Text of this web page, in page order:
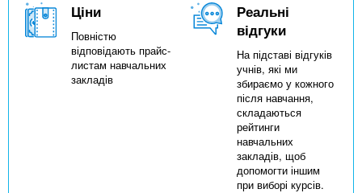
Ціни
Повністю
відповідають прайс-
листам навчальних
закладів
Реальні
відгуки
На підставі відгуків
учнів, які ми
збираємо у кожного
після навчання,
складаються
рейтинги
навчальних
закладів, щоб
допомогти іншим
при виборі курсів.